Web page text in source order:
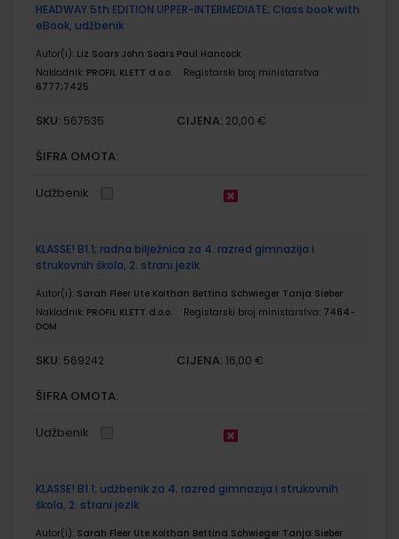
HEADWAY 5th EDITION UPPER-INTERMEDIATE; Class book with
eBook, udžbenik
Autor(i): Liz Soars John Soars Paul Hancock
Nakladnik: PROFIL KLETT d.o.o.
Registarski broj ministarstva:
6777;7425
SKU: 567535 CIJENA: 20,00 €
ŠIFRA OMOTA:
Udžbenik
KLASSE! B1.1; radna bilježnica za 4. razred gimnazija i
strukovnih škola, 2. strani jezik
Autor(i): Sarah Fleer Ute Koithan Bettina Schwieger Tanja Sieber
Nakladnik: PROFIL KLETT d.o.o. Registarski broj ministarstva: 7484-
DOM
SKU: 569242 CIJENA: 16,00 €
ŠIFRA OMOTA:
Udžbenik
KLASSE! B1.1; udžbenik za 4. razred gimnazija i strukovnih
škola, 2. strani jezik
Autor(i): Sarah Fleer Ute Koithan Bettina Schwieger Tanja Sieber